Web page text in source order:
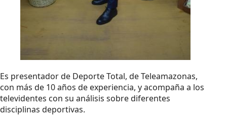
Es presentador de Deporte Total, de Teleamazonas,
con más de 10 años de experiencia, y acompaña a los
televidentes con su análisis sobre diferentes
disciplinas deportivas.